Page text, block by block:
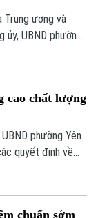
Trung ương và
ủy, UBND phường
địa bàn.
cao chất lượng
phường Yên
quyết định về
chuẩn sớm